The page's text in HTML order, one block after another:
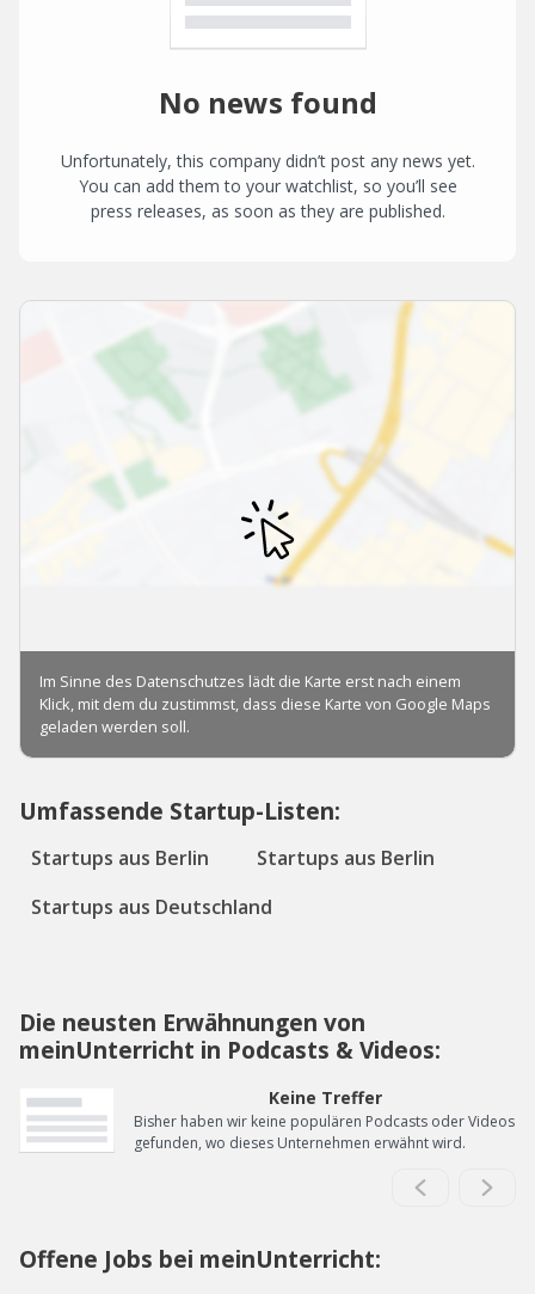
No news found
Unfortunately, this company didn’t post any news yet.
You can add them to your watchlist, so you’ll see
press releases, as soon as they are published.
Umfassende Startup-Listen:
Startups aus Berlin
Startups aus Berlin
Startups aus Deutschland
Die neusten Erwähnungen von
meinUnterricht in Podcasts & Videos:
Keine Treffer
Bisher haben wir keine populären Podcasts oder Videos
gefunden, wo dieses Unternehmen erwähnt wird.
Offene Jobs bei meinUnterricht: